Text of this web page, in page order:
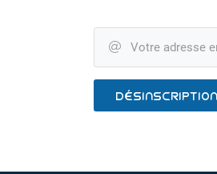
 Votre adresse
DÉSINSCRIPTION